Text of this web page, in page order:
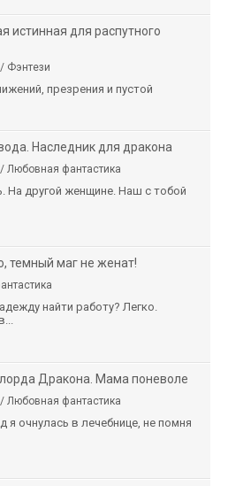
истинная для распутного
Фэнтези
презрения и пустой
Наследник для дракона
Любовная фантастика
На другой женщине. Наш с тобой
темный маг не женат!
найти работу? Легко.
Дракона. Мама поневоле
Любовная фантастика
я очнулась в лечебнице, не помня